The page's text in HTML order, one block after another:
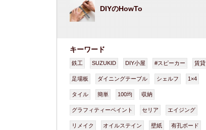
DIYのHowTo
キーワード
鉄工 SUZUKID DIY小屋 #スピーカー 賃貸
足場板 ダイニングテーブル シェルフ 1×4
タイル 簡単 100均 収納
グラフィティーペイント セリア エイジング
リメイク オイルステイン 壁紙 有孔ボード